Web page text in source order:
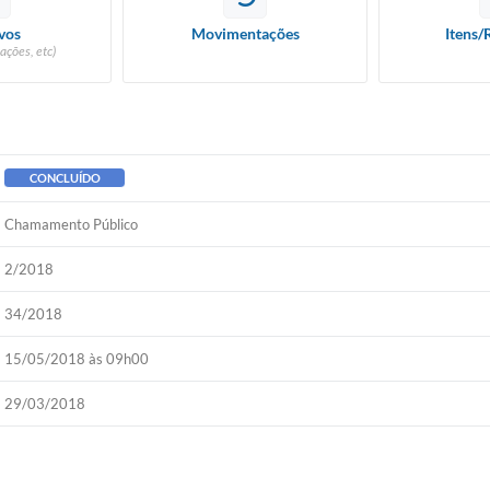
etc)
Movimentações Itens/
CONCLUÍDO
Chamamento Público
2/2018
34/2018
15/05/2018 às 09h00
29/03/2018